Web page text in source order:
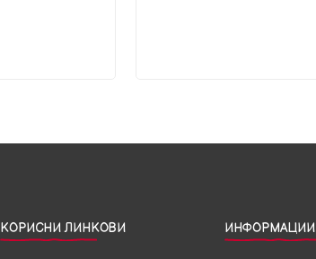
КОРИСНИ ЛИНКОВИ ИНФОРМАЦИИ